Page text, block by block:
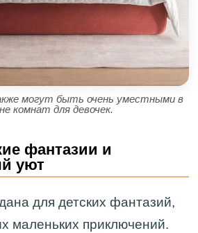
могут быть очень уместными в
комнат для девочек.
фантазии и
уют
для детских фантазий,
маленьких приключений.